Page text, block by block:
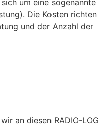
Die Kosten richten
und der Anzahl der
an diesen RADIO-LOG